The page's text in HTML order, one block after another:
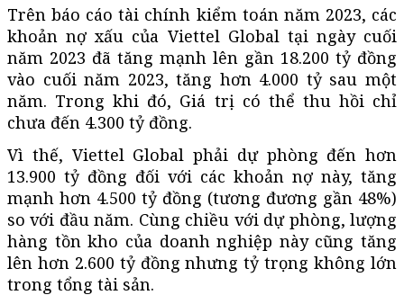
Trên báo cáo tài chính kiểm toán năm 2023, các
khoản nợ xấu của Viettel Global tại ngày cuối
năm 2023 đã tăng mạnh lên gần 18.200 tỷ đồng
vào cuối năm 2023, tăng hơn 4.000 tỷ sau một
năm. Trong khi đó, Giá trị có thể thu hồi chỉ
chưa đến 4.300 tỷ đồng.
Vì thế, Viettel Global phải dự phòng đến hơn
13.900 tỷ đồng đối với các khoản nợ này, tăng
mạnh hơn 4.500 tỷ đồng (tương đương gần 48%)
so với đầu năm. Cùng chiều với dự phòng, lượng
hàng tồn kho của doanh nghiệp này cũng tăng
lên hơn 2.600 tỷ đồng nhưng tỷ trọng không lớn
trong tổng tài sản.